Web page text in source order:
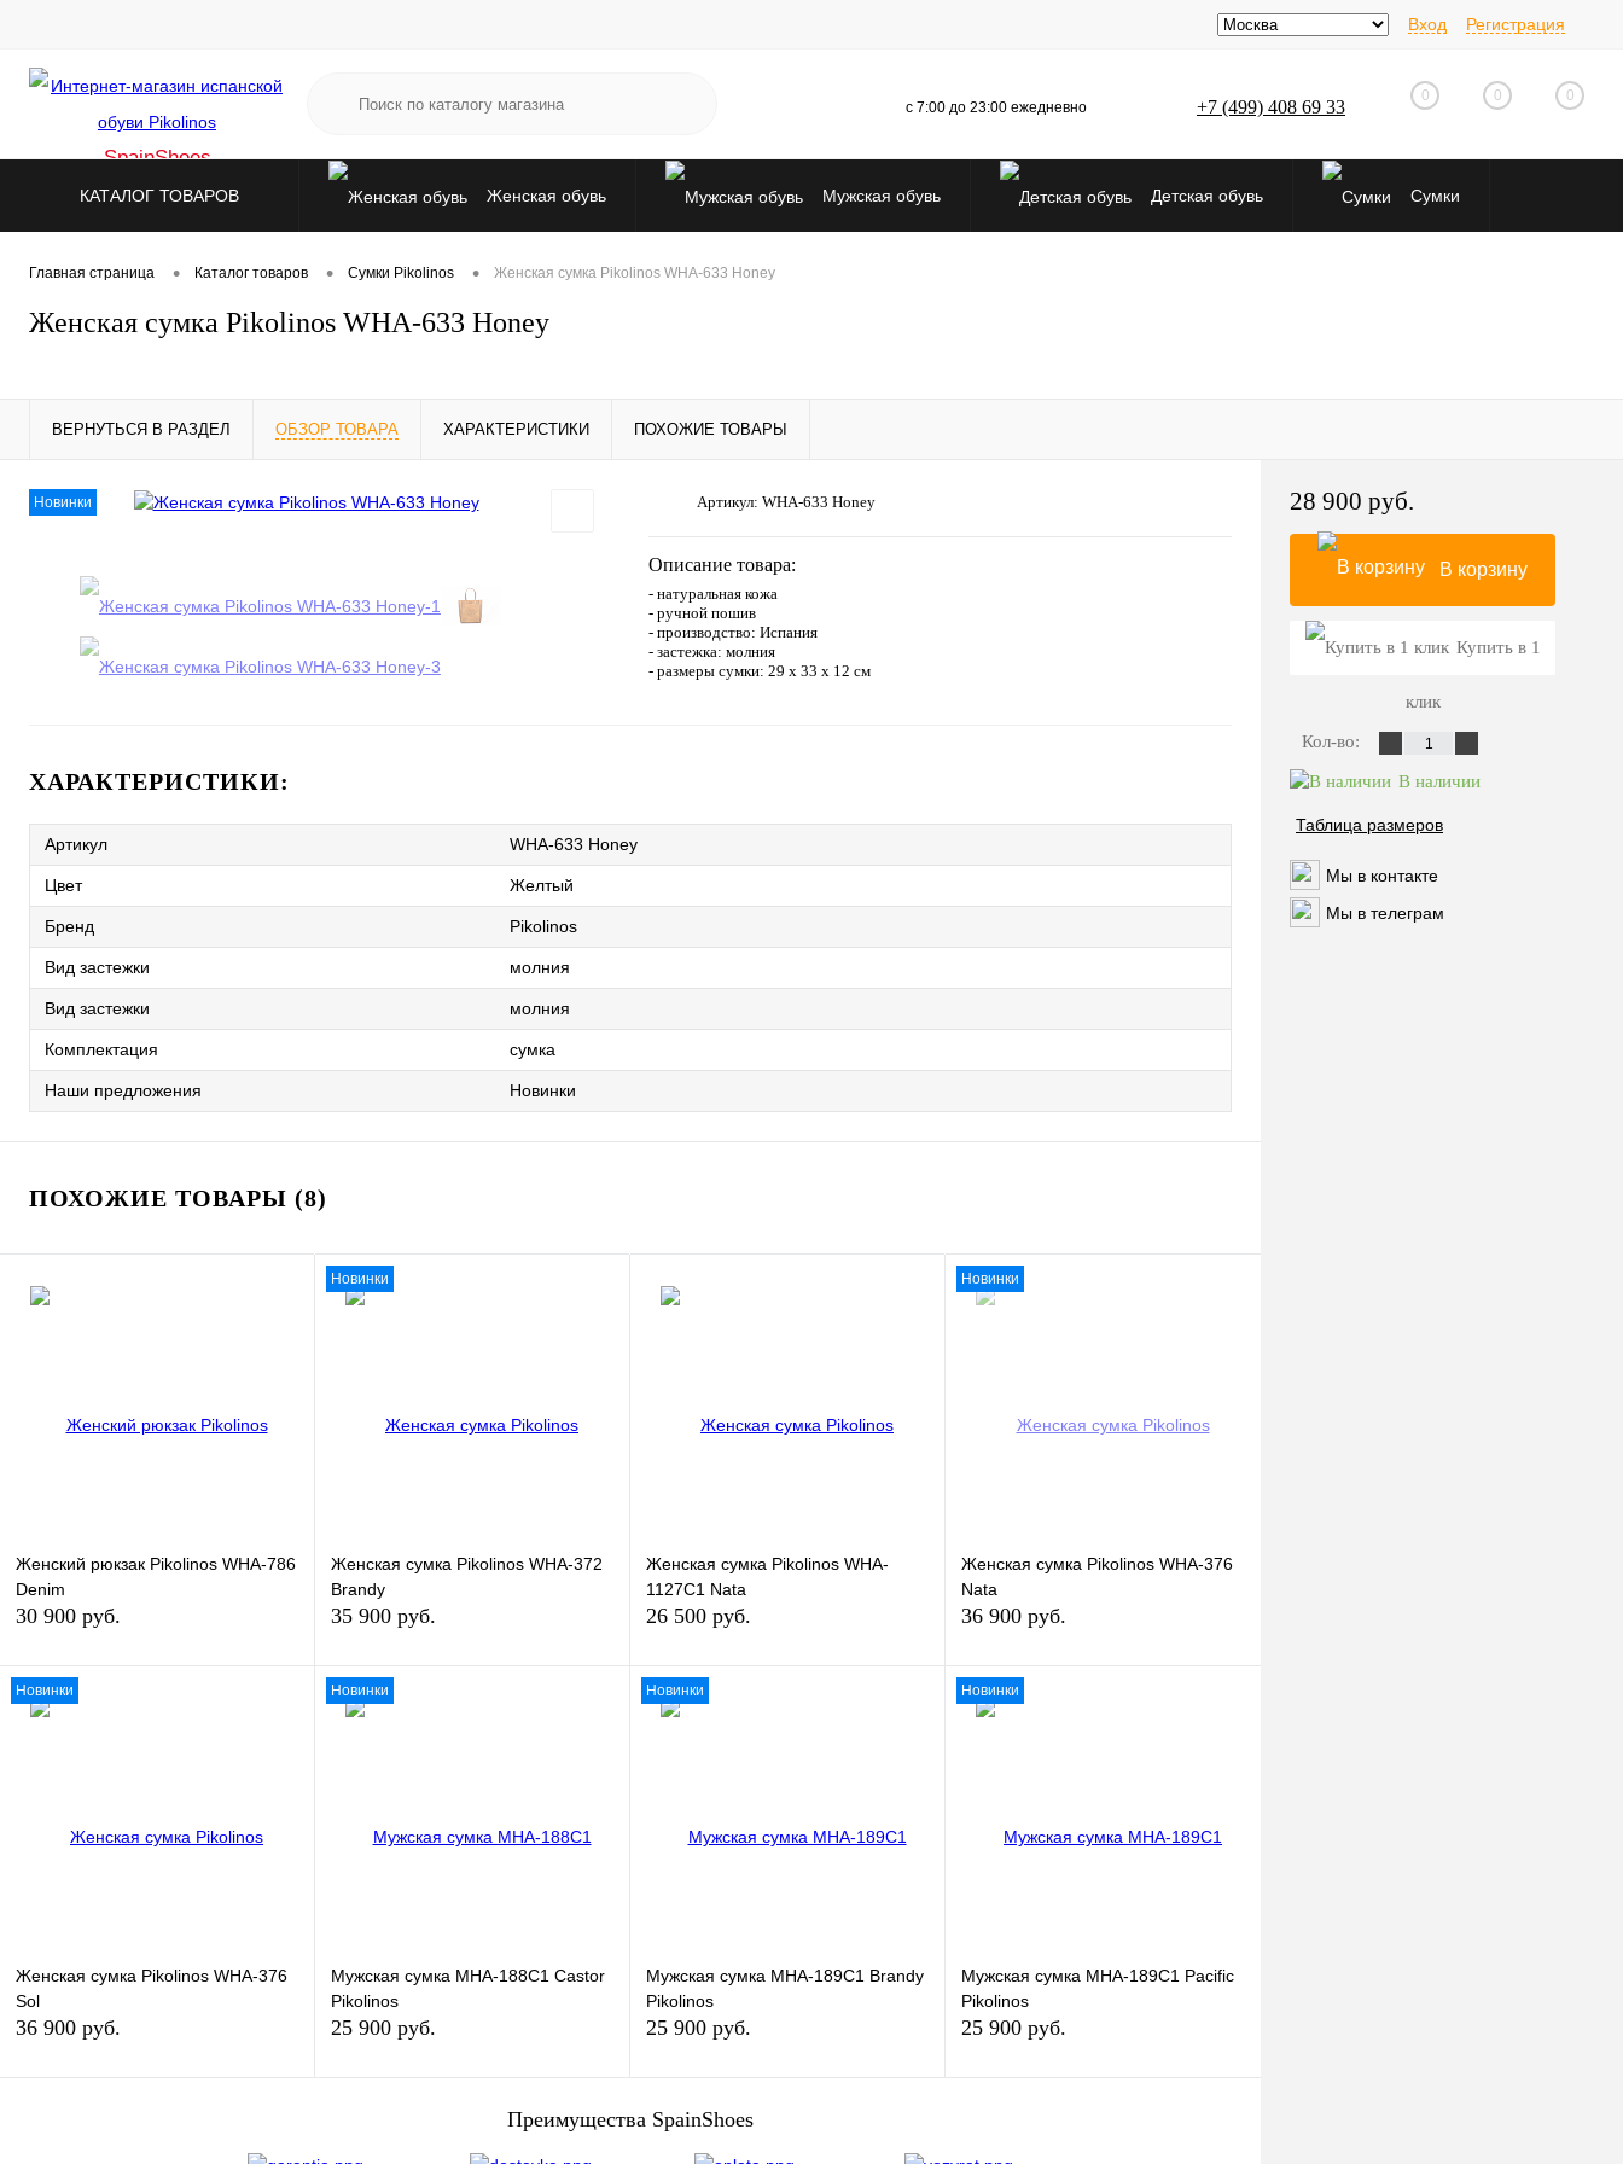
Вход Регистрация
SpainShoes
с 7:00 до 23:00 ежедневно +7 (499) 408 69 33
0 0 0
КАТАЛОГ ТОВАРОВ Женская обувь Мужская обувь Детская обувь Сумки
Аксессуары
Главная страница • Каталог товаров • Сумки Pikolinos • Женская сумка Pikolinos WHA-633 Honey
Женская сумка Pikolinos WHA-633 Honey
ВЕРНУТЬСЯ В РАЗДЕЛ ОБЗОР ТОВАРА ХАРАКТЕРИСТИКИ ПОХОЖИЕ ТОВАРЫ
Новинки Артикул: WHA-633 Honey
Описание товара:
- натуральная кожа
- ручной пошив
- производство: Испания
- застежка: молния
- размеры сумки: 29 х 33 х 12 см
ХАРАКТЕРИСТИКИ:
Артикул WHA-633 Honey
Цвет Желтый
Бренд Pikolinos
Вид застежки молния
Вид застежки молния
Комплектация сумка
Наши предложения Новинки
ПОХОЖИЕ ТОВАРЫ (8)
Женский рюкзак Pikolinos WHA-786
Denim
30 900 руб.
наличии
Новинки
Женская сумка Pikolinos WHA-372
Brandy
35 900 руб.
наличии
Женская сумка Pikolinos WHA-
1127C1 Nata
26 500 руб.
наличии
Новинки
Женская сумка Pikolinos WHA-376
Nata
36 900 руб.
Новинки
Женская сумка Pikolinos WHA-376
Sol
36 900 руб.
Новинки
Мужская сумка MHA-188C1 Castor
Pikolinos
25 900 руб.
В корзину
Новинки
Мужская сумка MHA-189C1 Brandy
Pikolinos
25 900 руб.
Новинки
Мужская сумка MHA-189C1 Pacific
Pikolinos
25 900 руб.
Преимущества SpainShoes
28 900 руб.
В корзину
Купить в 1
клик
Кол-во:
В наличии
Таблица размеров
Мы в контакте
Мы в телеграм